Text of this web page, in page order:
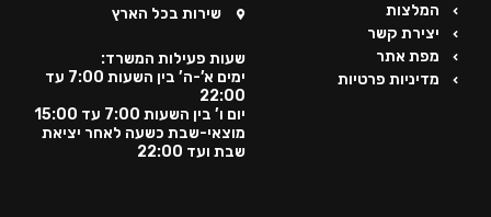
המלצות
יצירת קשר
מפת אתר
מדיניות פרטיות
שירות בכל הארץ
שעות פעילות המשרד:
ימים א’-ה’ בין השעות 7:00 עד
22:00
יום ו’ בין השעות 7:00 עד 15:00
מוצאי-שבת כשעה לאחר יציאת
שבת ועד 22:00